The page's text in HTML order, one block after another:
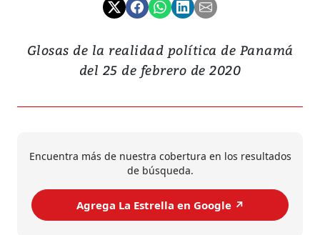
Glosas de la realidad política de Panamá
del 25 de febrero de 2020
Encuentra más de nuestra cobertura en los resultados
de búsqueda.
Agrega La Estrella en Google ↗️